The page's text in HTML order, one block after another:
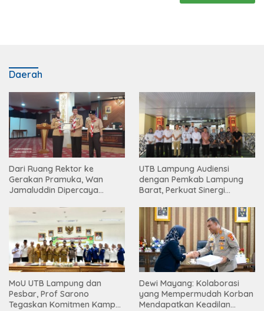
Daerah
Dari Ruang Rektor ke
Gerakan Pramuka, Wan
Jamaluddin Dipercaya
UTB Lampung Audiensi
dengan Pemkab Lampung
Barat, Perkuat Sinergi
Tinggi
MoU UTB Lampung dan
Pesbar, Prof Sarono
Tegaskan Komitmen Kampus
Dewi Mayang: Kolaborasi
yang Mempermudah Korban
Mendapatkan Keadilan